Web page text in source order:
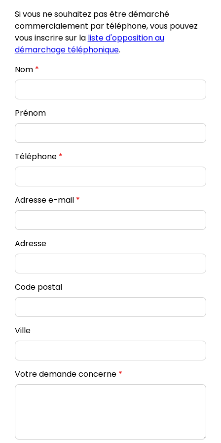
Si vous ne souhaitez pas être démarché
commercialement par téléphone, vous pouvez
vous inscrire sur la liste d'opposition au
démarchage téléphonique.
Nom *
Prénom
Téléphone *
Adresse e-mail *
Adresse
Code postal
Ville
Votre demande concerne *